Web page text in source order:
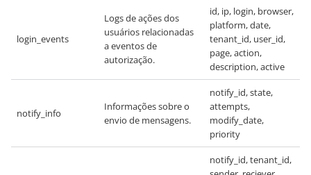
login_events
Logs de ações dos
usuários relacionadas
a eventos de
autorização.
id, ip, login, browser,
platform, date,
tenant_id, user_id,
page, action,
description, active
notify_info
Informações sobre o
envio de mensagens.
notify_id, state,
attempts,
modify_date,
priority
notify_id, tenant_id,